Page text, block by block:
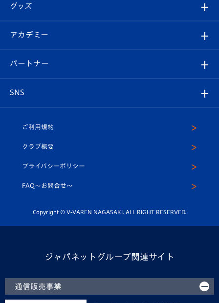
チケット
イベント
メディア
ホームタウン
スタッフプロフィール
マスコット紹介
平和祈念活動
ホームタウン活動
Revive Team
ヴィヴィくんの長崎おもてなしガイド
フォトギャラリー
スタジアムグルメ
チケット
V-LOVERS（ファンクラブ）
プレイヤーズスイート
グッズ
オンラインショップ
店舗情報
アカデミー
育成からのお知らせ
U-18
スクール
パートナー
SNS
ヴィヴィくんインスタグラム
公式LINE＠
ご利用規約
クラブ概要
プライバシーポリシー
FAQ〜お問合せ〜
Copyright © V-VAREN NAGASAKI. ALL RIGHT RESERVED.
ジャパネットグループ関連サイト
通信販売事業